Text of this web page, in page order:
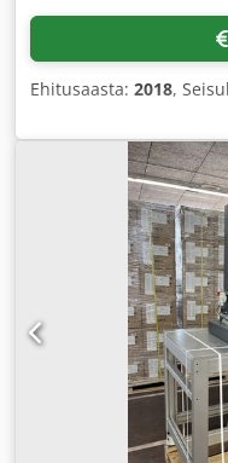
Ehitusaasta: 2018,